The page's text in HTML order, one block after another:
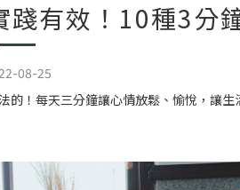
有效！10種3分
08-25
！每天三分鐘讓心情放鬆、愉悅，讓生